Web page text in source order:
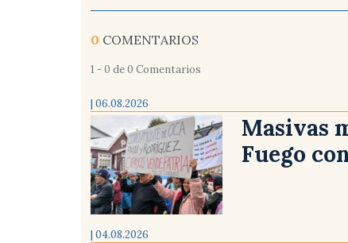
0 COMENTARIOS
1 - 0 de 0 Comentarios
| 06.08.2026
Masivas
Fuego
| 04.08.2026